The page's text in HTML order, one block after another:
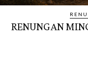
RENUNGAN